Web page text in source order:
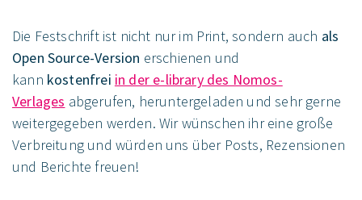
Die Festschrift ist nicht nur im Print, sondern auch als
Open Source-Version erschienen und
kann kostenfrei in der e-library des Nomos-
Verlages abgerufen, heruntergeladen und sehr gerne
weitergegeben werden. Wir wünschen ihr eine große
Verbreitung und würden uns über Posts, Rezensionen
und Berichte freuen!